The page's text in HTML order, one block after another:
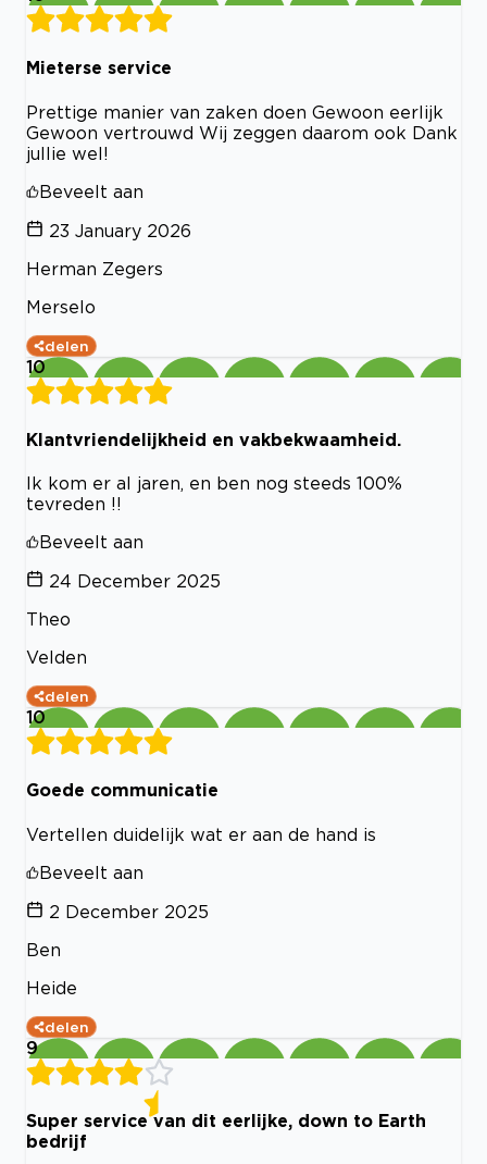
Mieterse service
Prettige manier van zaken doen Gewoon eerlijk
Gewoon vertrouwd Wij zeggen daarom ook Dank
jullie wel!
Beveelt aan
23 January 2026
Herman Zegers
Merselo
delen
10
Klantvriendelijkheid en vakbekwaamheid.
Ik kom er al jaren, en ben nog steeds 100%
tevreden !!
Beveelt aan
24 December 2025
Theo
Velden
delen
10
Goede communicatie
Vertellen duidelijk wat er aan de hand is
Beveelt aan
2 December 2025
Ben
Heide
delen
9
Super service van dit eerlijke, down to Earth
bedrijf